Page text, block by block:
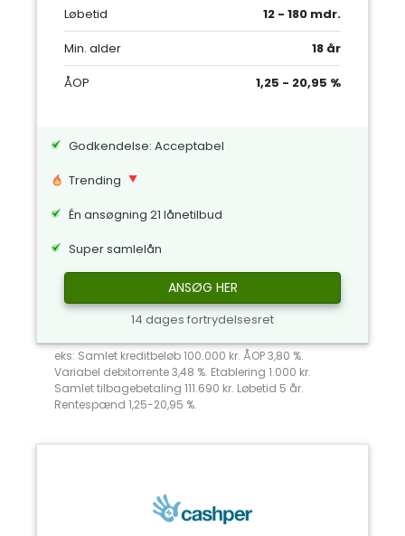
Løbetid
12 - 180 mdr.
Min. alder
18 år
ÅOP
1,25 - 20,95 %
Godkendelse: Acceptabel
Trending
Én ansøgning 21 lånetilbud
Super samlelån
ANSØG HER
14 dages fortrydelsesret
eks: Samlet kreditbeløb 100.000 kr. ÅOP 3,80 %.
Variabel debitorrente 3,48 %. Etablering 1.000 kr.
Samlet tilbagebetaling 111.690 kr. Løbetid 5 år.
Rentespænd 1,25-20,95 %.